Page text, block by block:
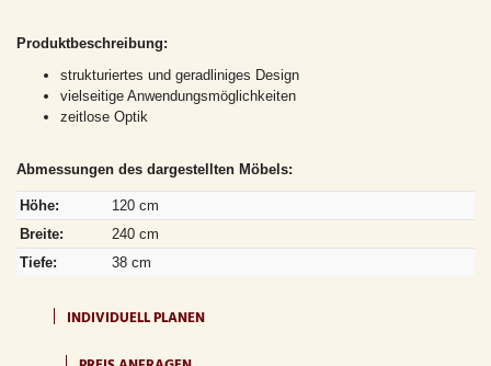
Produktbeschreibung:
strukturiertes und geradliniges Design
vielseitige Anwendungsmöglichkeiten
zeitlose Optik
Abmessungen des dargestellten Möbels:
Höhe:
120 cm
Breite:
240 cm
Tiefe:
38 cm
INDIVIDUELL PLANEN